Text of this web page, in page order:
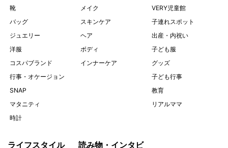
靴
バッグ
ジュエリー
洋服
コスパブランド
行事・オケージョン
SNAP
マタニティ
時計
メイク
スキンケア
ヘア
ボディ
インナーケア
VERY児童館
子連れスポット
出産・内祝い
子ども服
グッズ
子ども行事
教育
リアルママ
ライフスタイル
読み物・インタビ